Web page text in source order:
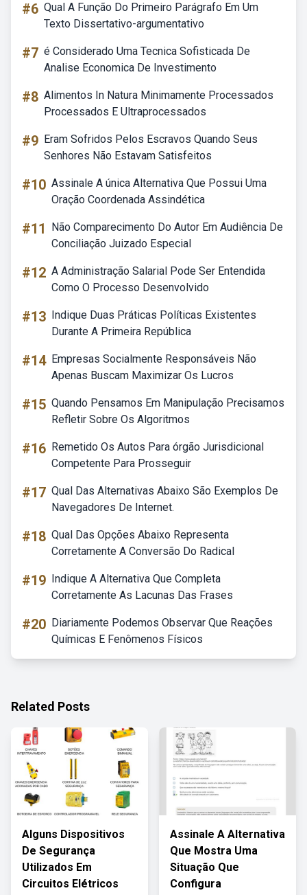
#6 Qual A Função Do Primeiro Parágrafo Em Um
Texto Dissertativo-argumentativo
#7 é Considerado Uma Tecnica Sofisticada De
Analise Economica De Investimento
#8 Alimentos In Natura Minimamente Processados
Processados E Ultraprocessados
#9 Eram Sofridos Pelos Escravos Quando Seus
Senhores Não Estavam Satisfeitos
#10 Assinale A única Alternativa Que Possui Uma
Oração Coordenada Assindética
#11
Não Comparecimento Do Autor Em Audiência De
Conciliação Juizado Especial
#12 A Administração Salarial Pode Ser Entendida
Como O Processo Desenvolvido
#13 Indique Duas Práticas Políticas Existentes
Durante A Primeira República
#14 Empresas Socialmente Responsáveis Não
Apenas Buscam Maximizar Os Lucros
#15 Quando Pensamos Em Manipulação Precisamos
Refletir Sobre Os Algoritmos
#16 Remetido Os Autos Para órgão Jurisdicional
Competente Para Prosseguir
#17 Qual Das Alternativas Abaixo São Exemplos De
Navegadores De Internet.
#18 Qual Das Opções Abaixo Representa
Corretamente A Conversão Do Radical
#19 Indique A Alternativa Que Completa
Corretamente As Lacunas Das Frases
#20 Diariamente Podemos Observar Que Reações
Químicas E Fenômenos Físicos
Related Posts
Alguns Dispositivos
De Segurança
Utilizados Em
Circuitos Elétricos
Assinale A Alternativa
Que Mostra Uma
Situação Que
Configura